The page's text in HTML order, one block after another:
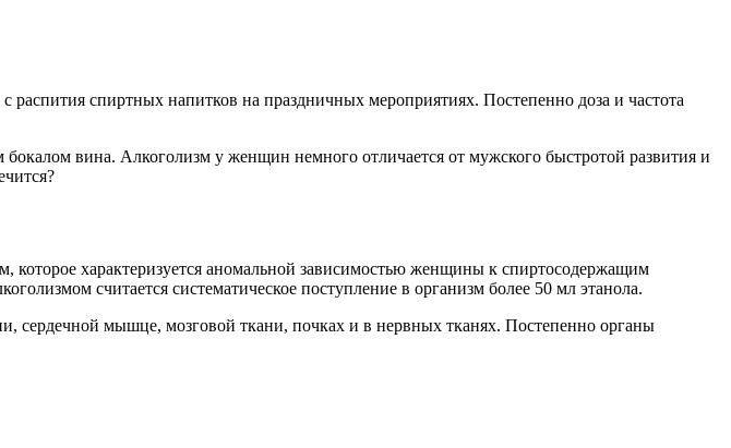
распития спиртных напитков на праздничных мероприятиях. Постепенно доза и частота
вина. Алкоголизм у женщин немного отличается от мужского быстротой развития и
которое характеризуется аномальной зависимостью женщины к спиртосодержащим
считается систематическое поступление в организм более 50 мл этанола.
сердечной мышце, мозговой ткани, почках и в нервных тканях. Постепенно органы